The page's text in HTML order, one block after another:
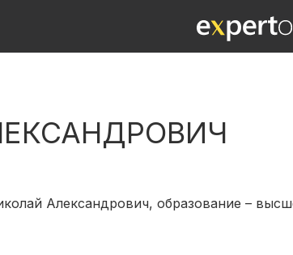
Александрович, образование –